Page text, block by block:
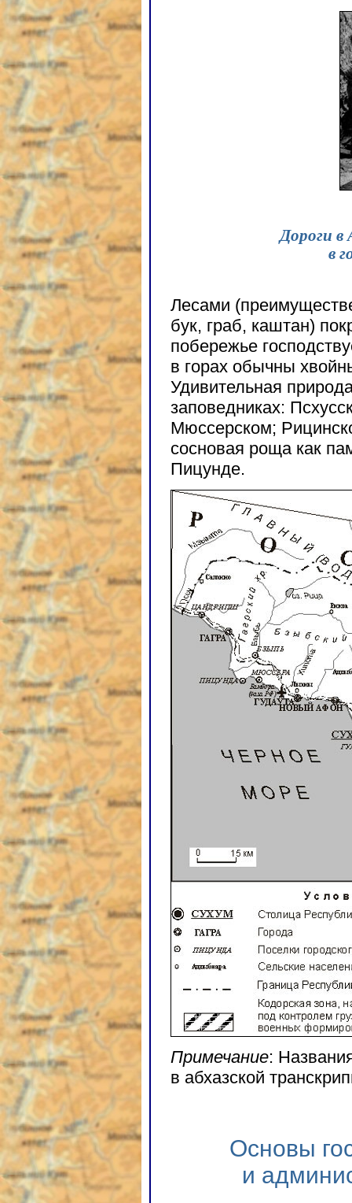
Дороги в
в
Лесами
бук, граб, каштан)
побережье
в горах обычны
Удивительная
заповедниках:
Мюссерском;
сосновая роща как
Пицунде.
Примечание:
в абхазской
Основы
и